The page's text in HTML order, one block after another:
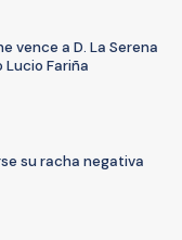
vence a D. La Serena
Fariña
su racha negativa